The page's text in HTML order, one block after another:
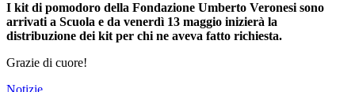
I kit di pomodoro della Fondazione Umberto Veronesi sono
arrivati a Scuola e da venerdì 13 maggio inizierà la
distribuzione dei kit per chi ne aveva fatto richiesta.
Grazie di cuore!